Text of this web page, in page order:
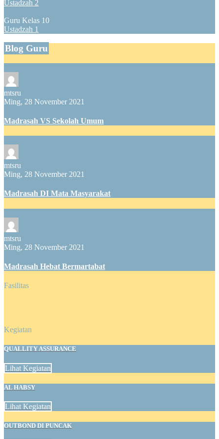
Ustadzah 2
Guru Kelas 10
Ustadzah 1
Blog Guru
mtsru
Ming, 28 November 2021
Madrasah VS Sekolah Umum
mtsru
Ming, 28 November 2021
Madrasah DI Mata Masyarakat
mtsru
Ming, 28 November 2021
Madrasah Hebat Bermartabat
Fasilitas
Kegiatan
QUALLITY ASSURANCE
Lihat Kegiatan
AL HABSY
Lihat Kegiatan
OUTBOND DI PUNCAK